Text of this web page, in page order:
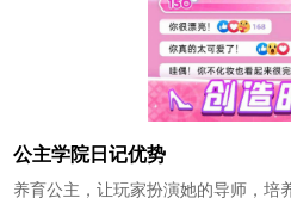
公主学院日记优势
养育公主，让玩家扮演她的导师，培